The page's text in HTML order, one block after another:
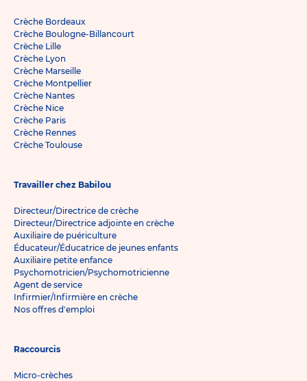
Crèche Bordeaux
Crèche Boulogne-Billancourt
Crèche Lille
Crèche Lyon
Crèche Marseille
Crèche Montpellier
Crèche Nantes
Crèche Nice
Crèche Paris
Crèche Rennes
Crèche Toulouse
Travailler chez Babilou
Directeur/Directrice de crèche
Directeur/Directrice adjointe en crèche
Auxiliaire de puériculture
Éducateur/Éducatrice de jeunes enfants
Auxiliaire petite enfance
Psychomotricien/Psychomotricienne
Agent de service
Infirmier/Infirmière en crèche
Nos offres d'emploi
Raccourcis
Micro-crèches